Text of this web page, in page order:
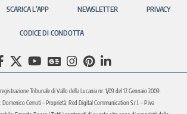
SCARICA L’APP NEWSLETTER PRIVACY
CODICE DI CONDOTTA
Tribunale di Vallo della Lucania nr. 1/09 del 12 Gennaio 2009.
Domenico Cerruti – Proprietà: Red Digital Communication S.r.l. – P.iva